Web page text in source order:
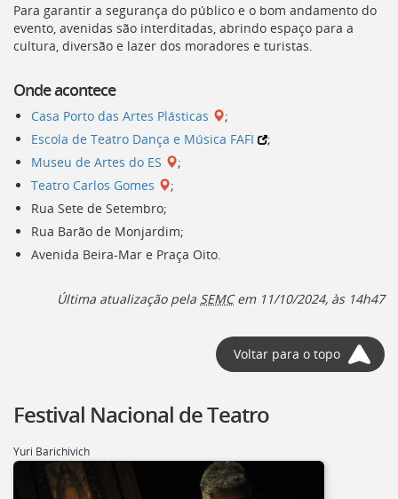
Para garantir a segurança do público e o bom andamento do
evento, avenidas são interditadas, abrindo espaço para a
cultura, diversão e lazer dos moradores e turistas.
Onde acontece
Casa Porto das Artes Plásticas
;
Escola de Teatro Dança e Música FAFI
;
Museu de Artes do ES
;
Teatro Carlos Gomes
;
Rua Sete de Setembro;
Rua Barão de Monjardim;
Avenida Beira-Mar e Praça Oito.
Última atualização pela SEMCem 11/10/2024, às 14h47
Voltar para o topo
Festival Nacional de Teatro
Yuri Barichivich